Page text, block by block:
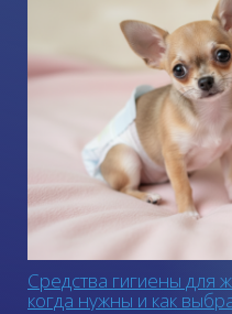
слюны, которая обладает
бактерицидными и
Средства гигиены для
когда нужны и как